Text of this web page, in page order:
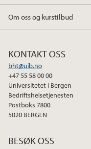
Om oss og kurstilbud
KONTAKT OSS
bht@uib.no
+47 55 58 00 00
Universitetet i Bergen
Bedriftshelsetjenesten
Postboks 7800
5020 BERGEN
BESØK OSS